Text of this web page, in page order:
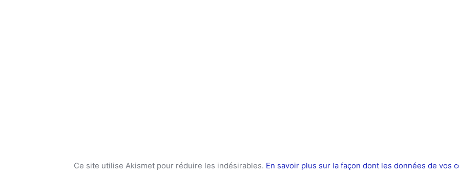
Ce site utilise Akismet pour réduire les indésirables. En savoir plus sur la façon dont les données de vos